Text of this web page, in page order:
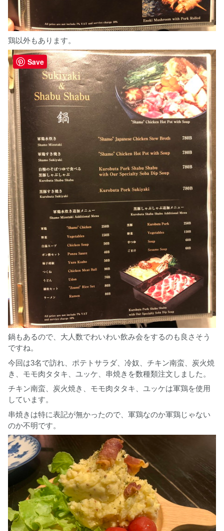
鶏以外もあります。
鍋もあるので、大人数でわいわい飲み会をするのも良さそう
ですね。
今回は3名で訪れ、ポテトサラダ、冷奴、チキン南蛮、炭火焼
き、モモ肉タタキ、ユッケ、串焼きを数種類注文しました。
チキン南蛮、炭火焼き、モモ肉タタキ、ユッケは軍鶏を使用
しています。
串焼きは特に表記が無かったので、軍鶏なのか軍鶏じゃない
のか不明です。
Save